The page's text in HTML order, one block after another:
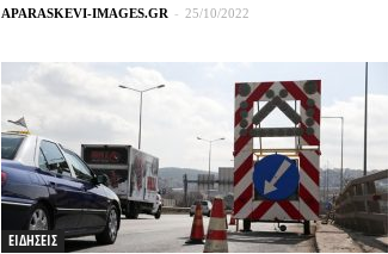
APARASKEVI-IMAGES.GR - 25/10/2022
ΕΙΔΗΣΕΙΣ